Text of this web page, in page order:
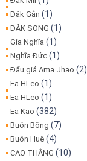
Đăk Gằn (1)
ĐĂK SONG (1)
Gia Nghĩa (1)
Nghĩa Đức (1)
Đấu giá Ama Jhao (2)
Ea HLeo (1)
Ea HLeo (1)
Ea Kao (382)
Buôn Bông (7)
Buôn Huê (4)
CAO THẮNG (10)